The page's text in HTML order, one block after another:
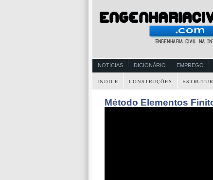
NOTÍCIAS DICIONÁRIO EMPREGO
ÍNDICE CONSTRUÇÕES
Método Elementos